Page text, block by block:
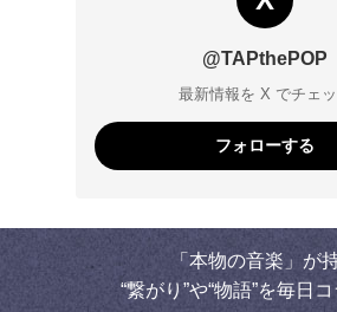
@TAPthePOP
最新情報を X でチェ
フォローする
「本物の音楽」が
“繋がり”や“物語”を毎日